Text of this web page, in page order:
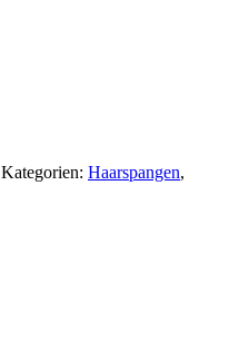
Kategorien: Haarspangen,